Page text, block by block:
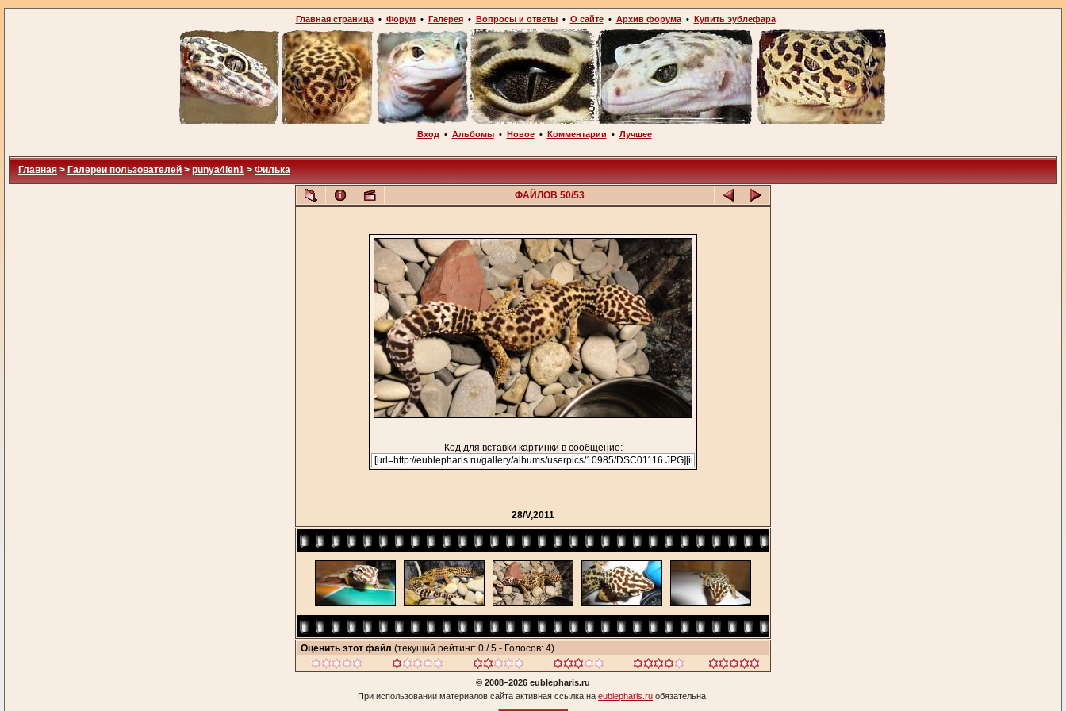
Главная страница• Форум• Галерея• Вопросы и ответы• О сайте• Архив форума• Купить эублефара
Вход • Альбомы• Новое• Комментарии • Лучшее
Главная > Галереи пользователей > punya4len1 > Филька
ФАЙЛОВ 50/53
Код для вставки картинки в сообщение:
28/V,2011
Оценить этот файл (текущий рейтинг: 0 / 5 - Голосов: 4)
© 2008–2026 eublepharis.ru
При использовании материалов сайта активная ссылка на eublepharis.ru обязательна.